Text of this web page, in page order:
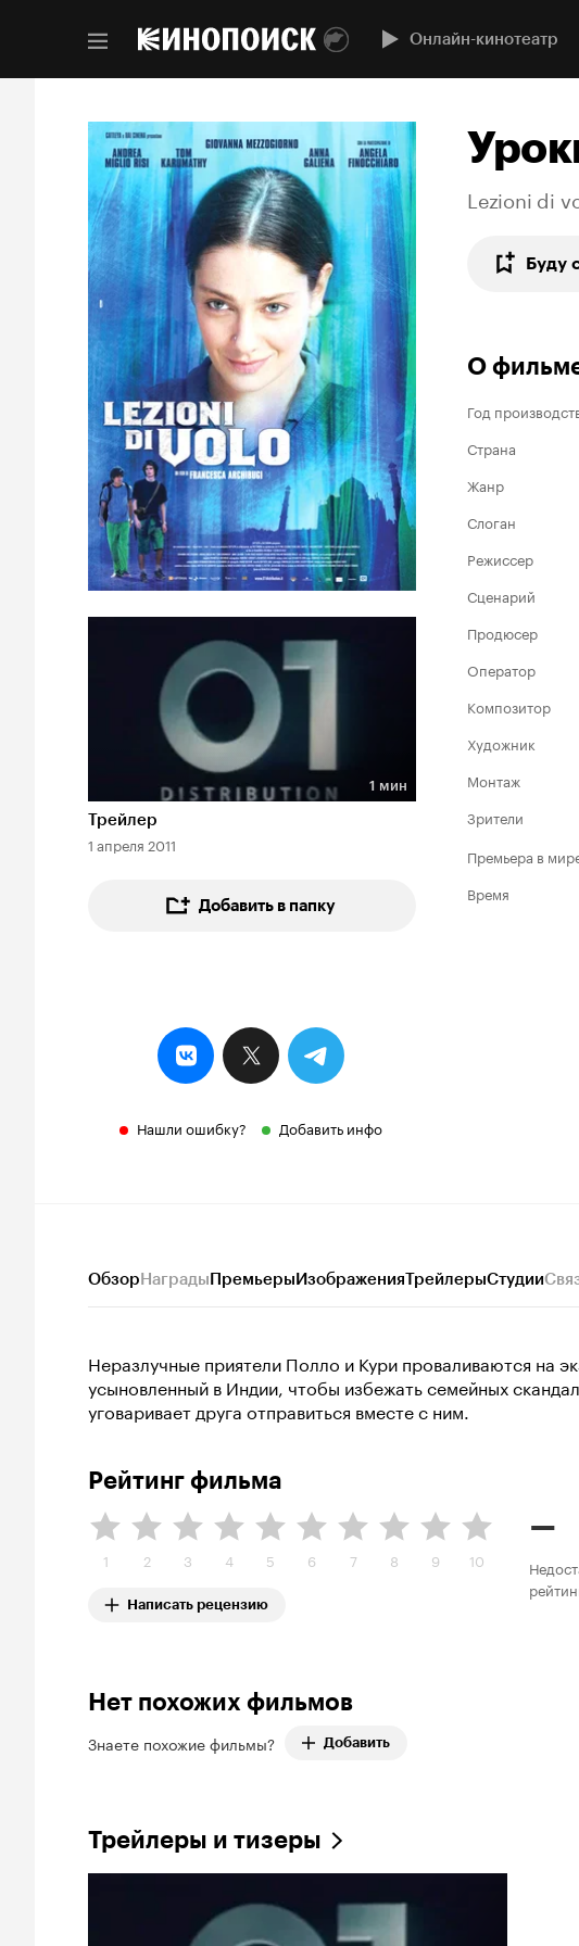
Онлайн-кинотеатр
Длительность 1 мин
1 мин
Трейлер
1 апреля 2011
Добавить в папку
Нашли ошибку? Добавить инфо
Lezioni di
Буду
О
Год
Страна
Жанр
Слоган
Режиссер
Сценарий
Продюсер
Оператор
Композитор
Художник
Монтаж
Зрители
Премьера в
Время
ОбзорНаградыПремьерыИзображенияТрейлерыСтудии
Неразлучные приятели Полло и Кури проваливаются на
усыновленный в Индии, чтобы избежать семейных
уговаривает друга отправиться вместе с ним.
Рейтинг фильма
1 2 3 4 5 6 7 8 9 10
Написать рецензию
–
Нет похожих фильмов
Знаете похожие фильмы? Добавить
Трейлеры и тизеры